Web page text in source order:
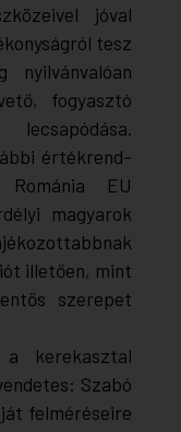
jóval
tesz
nyilvánvalóan
fogyasztó
értékrend-
EU
magyarok
illetően, mint
szerepet
kerekasztal
Szabó
felméréseire